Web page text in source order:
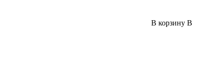
В корзину В